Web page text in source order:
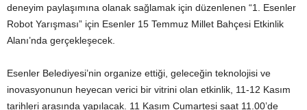
deneyim paylaşımına olanak sağlamak için düzenlenen “1. Esenler
Robot Yarışması” için Esenler 15 Temmuz Millet Bahçesi Etkinlik
Alanı’nda gerçekleşecek.
Esenler Belediyesi’nin organize ettiği, geleceğin teknolojisi ve
inovasyonunun heyecan verici bir vitrini olan etkinlik, 11-12 Kasım
tarihleri arasında yapılacak. 11 Kasım Cumartesi saat 11.00’de